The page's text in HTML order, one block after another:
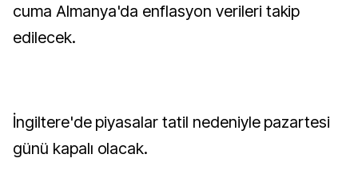
cuma Almanya'da enflasyon verileri takip
edilecek.
İngiltere'de piyasalar tatil nedeniyle pazartesi
günü kapalı olacak.